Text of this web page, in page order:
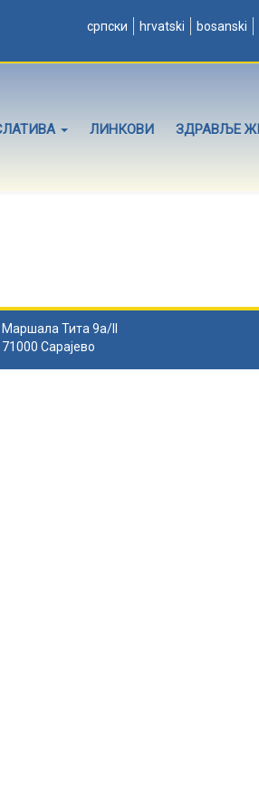
српски hrvatski bosanski
ЛИНКОВИ ЗДРАВЉЕ
Маршала Тита 9а/II
71000 Сарајево